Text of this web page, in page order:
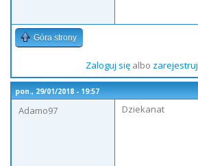
Góra strony
Zaloguj sięalbo zarejestruj
pon., 29/01/2018 - 19:57
Adamo97
Dziekanat